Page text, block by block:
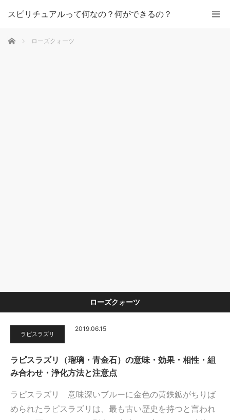
スピリチュアルって何なの？何ができるの？
ホーム ローズクォーツ
ローズクォーツ
ラピスラズリ
2019.06.15
ラピスラズリ（瑠璃・青金石）の意味・効果・相性・組
み合わせ・浄化方法と注意点
ラピスラズリ 意味深いブルーに金色の黄鉄鉱がちりば
められたラピスラズリは、最も古い歴史を持つと言われ